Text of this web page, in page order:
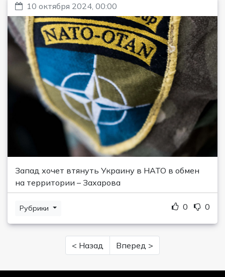
10 октября 2024, 00:00
Запад хочет втянуть Украину в НАТО в обмен
на территории – Захарова
Рубрики 0 0
< Назад Вперед >